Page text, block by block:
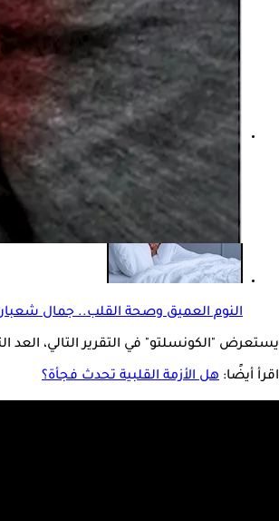
جلطات القلب في الصيف- جمال شعبان
جمال شعبان: أنقذت حياة حسام
النوم العميق وصحة القلب.. جمال
يستعرض "الكونسلتو" في التقرير التالي، العد
اقرأ أيضًا: هل الأزمة القلبية تحدث فجأة؟